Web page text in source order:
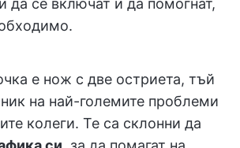
да се включат и да помогнат,
е нож с две остриета, тъй
на най-големите проблеми
колеги. Те са склонни да